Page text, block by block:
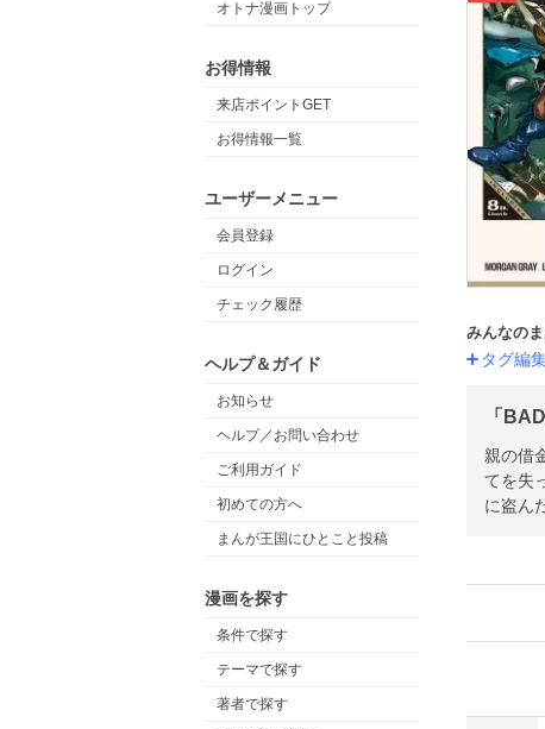
オトナ漫画トップ
お得情報
来店ポイントGET
お得情報一覧
ユーザーメニュー
会員登録
ログイン
チェック履歴
ヘルプ＆ガイド
お知らせ
ヘルプ／お問い合わせ
ご利用ガイド
初めての方へ
まんが王国にひとこと投稿
漫画を探す
条件で探す
テーマで探す
著者で探す
みんなの
タグ編
「
親の借
てを失
に盗ん